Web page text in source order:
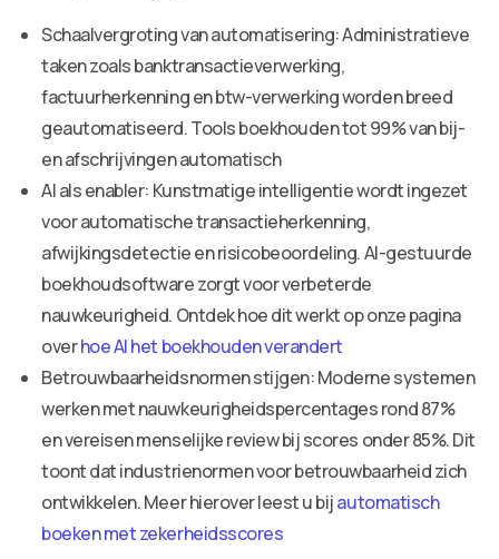
Schaalvergroting van automatisering: Administratieve
taken zoals banktransactieverwerking,
factuurherkenning en btw-verwerking worden breed
geautomatiseerd. Tools boekhouden tot 99% van bij-
en afschrijvingen automatisch
AI als enabler: Kunstmatige intelligentie wordt ingezet
voor automatische transactieherkenning,
afwijkingsdetectie en risicobeoordeling. AI-gestuurde
boekhoudsoftware zorgt voor verbeterde
nauwkeurigheid. Ontdek hoe dit werkt op onze pagina
overhoe AI het boekhouden verandert
Betrouwbaarheidsnormen stijgen: Moderne systemen
werken met nauwkeurigheidspercentages rond 87%
en vereisen menselijke review bij scores onder 85%. Dit
toont dat industrienormen voor betrouwbaarheid zich
ontwikkelen. Meer hierover leest u bijautomatisch
boeken met zekerheidsscores